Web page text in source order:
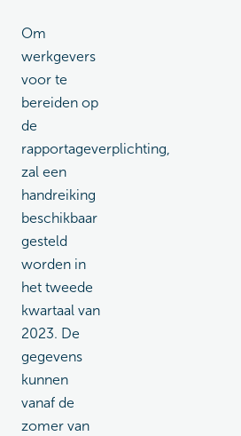
Om
werkgevers
voor te
bereiden op
de
rapportageverplichting,
zal een
handreiking
beschikbaar
gesteld
worden in
het tweede
kwartaal van
2023. De
gegevens
kunnen
vanaf de
zomer van